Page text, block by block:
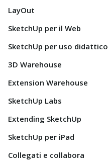
LayOut
SketchUp per il Web
SketchUp per uso didattico
3D Warehouse
Extension Warehouse
SketchUp Labs
Extending SketchUp
SketchUp per iPad
Collegati e collabora